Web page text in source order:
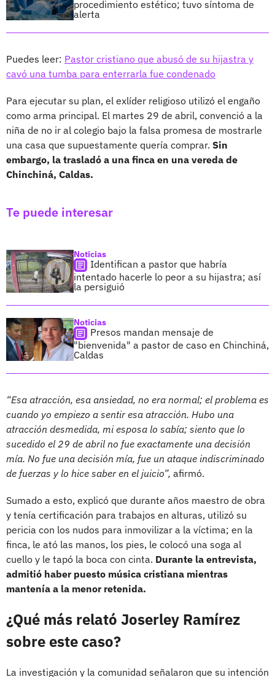
procedimiento estético; tuvo síntoma de
alerta
Puedes leer: Pastor cristiano que abusó de su hijastra y
cavó una tumba para enterrarla fue condenado
Para ejecutar su plan, el exlíder religioso utilizó el engaño
como arma principal. El martes 29 de abril, convenció a la
niña de no ir al colegio bajo la falsa promesa de mostrarle
una casa que supuestamente quería comprar. Sin
embargo, la trasladó a una finca en una vereda de
Chinchiná, Caldas.
Te puede interesar
Noticias
Identifican a pastor que habría
intentado hacerle lo peor a su hijastra; así
la persiguió
Noticias
Presos mandan mensaje de
"bienvenida" a pastor de caso en Chinchiná,
Caldas
“Esa atracción, esa ansiedad, no era normal; el problema es
cuando yo empiezo a sentir esa atracción. Hubo una
atracción desmedida, mi esposa lo sabía; siento que lo
sucedido el 29 de abril no fue exactamente una decisión
mía. No fue una decisión mía, fue un ataque indiscriminado
de fuerzas y lo hice saber en el juicio”, afirmó.
Sumado a esto, explicó que durante años maestro de obra
y tenía certificación para trabajos en alturas, utilizó su
pericia con los nudos para inmovilizar a la víctima; en la
finca, le ató las manos, los pies, le colocó una soga al
cuello y le tapó la boca con cinta. Durante la entrevista,
admitió haber puesto música cristiana mientras
mantenía a la menor retenida.
¿Qué más relató Joserley Ramírez
sobre este caso?
La investigación y la comunidad señalaron que su intención